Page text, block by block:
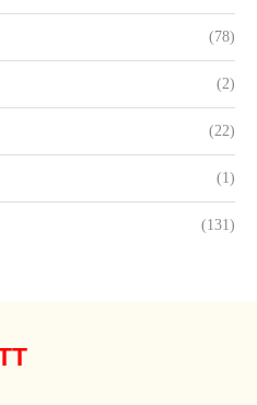
(78)
(2)
(22)
(1)
(131)